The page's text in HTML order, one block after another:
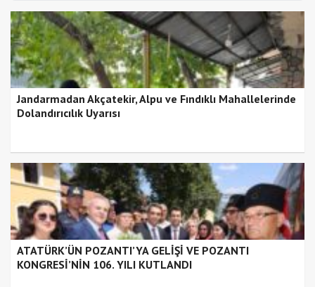
Jandarmadan Akçatekir, Alpu ve Fındıklı Mahallelerinde
Dolandırıcılık Uyarısı
ATATÜRK’ÜN POZANTI’YA GELİŞİ VE POZANTI
KONGRESİ’NİN 106. YILI KUTLANDI